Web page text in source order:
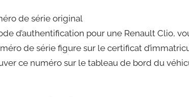
de série original
d’authentification pour une Renault Clio,
de série figure sur le certificat
ce numéro sur le tableau de bord du